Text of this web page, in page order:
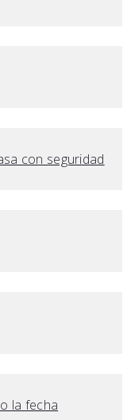
con seguridad
la fecha